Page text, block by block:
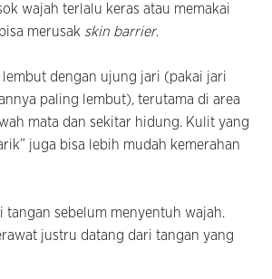
wajah terlalu keras atau memakai
merusak skin barrier.
lembut dengan ujung jari (pakai jari
paling lembut), terutama di area
mata dan sekitar hidung. Kulit yang
juga bisa lebih mudah kemerahan
tangan sebelum menyentuh wajah.
justru datang dari tangan yang